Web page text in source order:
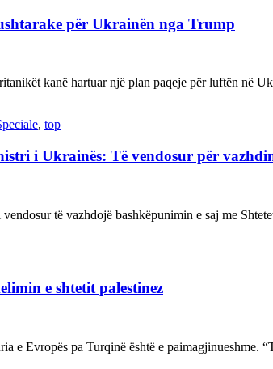
për Ukrainën nga Trump
kanë hartuar një plan paqeje për luftën në
, top
i Ukrainës: Të vendosur për
të vazhdojë bashkëpunimin e saj me
e shtetit palestinez
e Evropës pa Turqinë është e paimagjinueshme.